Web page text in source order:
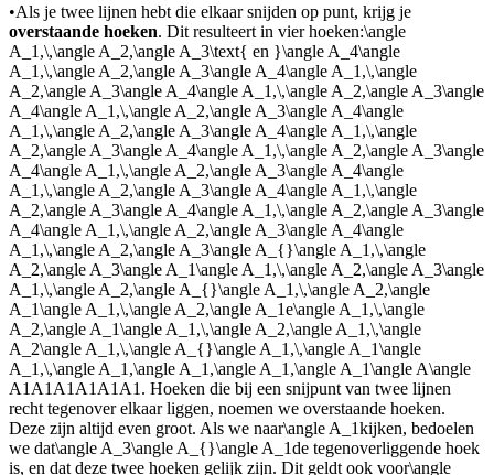
•Als je twee lijnen hebt die elkaar snijden op punt, krijg je
overstaande hoeken. Dit resulteert in vier hoeken:\angle
A_1,\,\angle A_2,\angle A_3\text{ en }\angle A_4\angle
A_1,\,\angle A_2,\angle A_3\angle A_4\angle A_1,\,\angle
A_2,\angle A_3\angle A_4\angle A_1,\,\angle A_2,\angle A_3\angle
A_4\angle A_1,\,\angle A_2,\angle A_3\angle A_4\angle
A_1,\,\angle A_2,\angle A_3\angle A_4\angle A_1,\,\angle
A_2,\angle A_3\angle A_4\angle A_1,\,\angle A_2,\angle A_3\angle
A_4\angle A_1,\,\angle A_2,\angle A_3\angle A_4\angle
A_1,\,\angle A_2,\angle A_3\angle A_4\angle A_1,\,\angle
A_2,\angle A_3\angle A_4\angle A_1,\,\angle A_2,\angle A_3\angle
A_4\angle A_1,\,\angle A_2,\angle A_3\angle A_4\angle
A_1,\,\angle A_2,\angle A_3\angle A_{}\angle A_1,\,\angle
A_2,\angle A_3\angle A_1\angle A_1,\,\angle A_2,\angle A_3\angle
A_1,\,\angle A_2,\angle A_{}\angle A_1,\,\angle A_2,\angle
A_1\angle A_1,\,\angle A_2,\angle A_1e\angle A_1,\,\angle
A_2,\angle A_1\angle A_1,\,\angle A_2,\angle A_1,\,\angle
A_2\angle A_1,\,\angle A_{}\angle A_1,\,\angle A_1\angle
A_1,\,\angle A_1,\angle A_1,\angle A_1,\angle A_1\angle A\angle
A1A1A1A1A1A1 . Hoeken die bij een snijpunt van twee lijnen
recht tegenover elkaar liggen, noemen we overstaande hoeken.
Deze zijn altijd even groot. Als we naar\angle A_1kijken, bedoelen
we dat\angle A_3\angle A_{}\angle A_1de tegenoverliggende hoek
is, en dat deze twee hoeken gelijk zijn. Dit geldt ook voor\angle